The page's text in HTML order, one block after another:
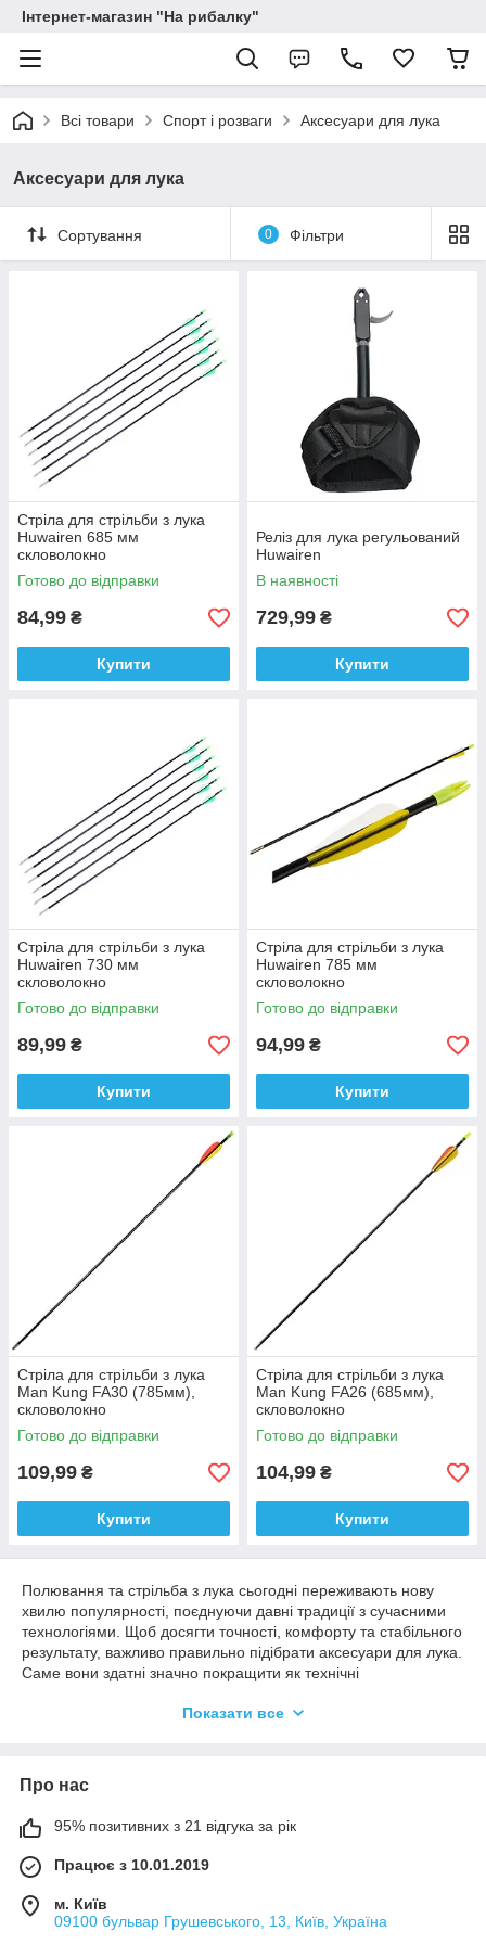
Інтернет-магазин "На рибалку"
Всі товари Спорт і розваги Аксесуари для лука
Аксесуари для лука
Сортування 0 Фільтри
Стріла для стрільби з лука
Huwairen 685 мм
скловолокно
Готово до відправки
84,99 ₴
Купити
Реліз для лука регульований
Huwairen
В наявності
729,99 ₴
Купити
Стріла для стрільби з лука
Huwairen 730 мм
скловолокно
Готово до відправки
89,99 ₴
Купити
Стріла для стрільби з лука
Huwairen 785 мм
скловолокно
Готово до відправки
94,99 ₴
Купити
Стріла для стрільби з лука
Man Kung FA30 (785мм),
скловолокно
Готово до відправки
109,99 ₴
Купити
Стріла для стрільби з лука
Man Kung FA26 (685мм),
скловолокно
Готово до відправки
104,99 ₴
Купити
Полювання та стрільба з лука сьогодні переживають нову
хвилю популярності, поєднуючи давні традиції з сучасними
технологіями. Щоб досягти точності, комфорту та стабільного
результату, важливо правильно підібрати аксесуари для лука.
Саме вони здатні значно покращити як технічні
компонентів виконує свою функцію. Наприклад, приціл
зменшує вібрації після пострілу. Завдяки цьому стрілець
Не менш важливими є якісні стріли та наконечники, які також
Вибір спорядження залежить від рівня підготовки стрільця та
Показати все
Про нас
95% позитивних з 21 відгука за рік
Працює з 10.01.2019
м. Київ
09100 бульвар Грушевського, 13, Київ, Україна